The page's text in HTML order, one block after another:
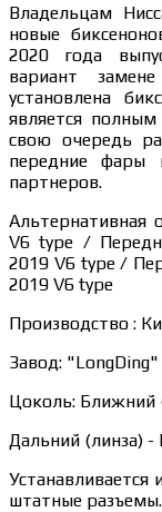
Владельцам
новые
2020 года
вариант
установлена
является
свою очередь
передние
партнеров.
Альтернативная
V6 type /
2019 V6 type /
2019 V6 type
Производство :
Завод: "LongDing"
Цоколь: Ближний
Дальний (линза) -
штатные разъемы.